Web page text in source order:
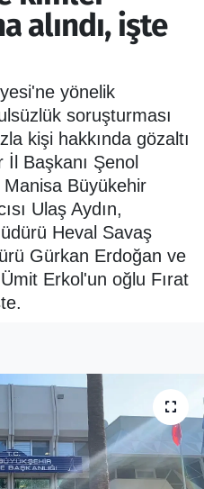
alındı, işte
yönelik
soruşturması
kişi hakkında gözaltı
Başkanı Şenol
Manisa Büyükehir
Ulaş Aydın,
Heval Savaş
Gürkan Erdoğan ve
Erkol'un oğlu Fırat